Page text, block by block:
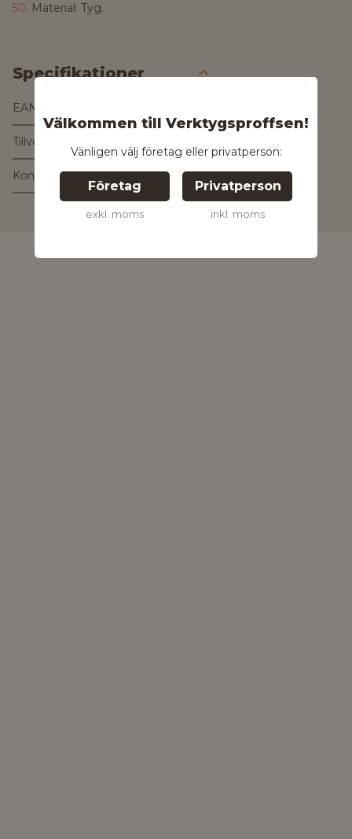
Välkommen till Verktygsproffsen!
Vänligen välj företag eller privatperson:
Företag
exkl. moms
Privatperson
inkl. moms
50. Material: Tyg.
Specifikationer
EAN
Tillverkare
Kontakta tillverkaren
Kontakta oss för
mer information